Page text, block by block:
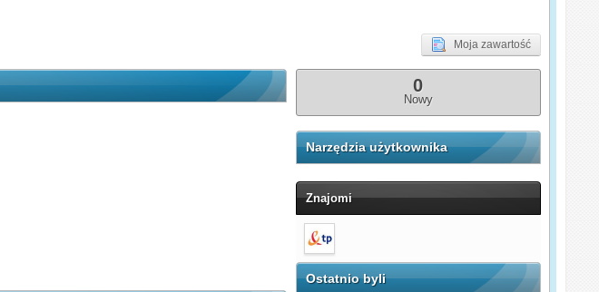
Moja zawartość
0
Nowy
Narzędzia użytkownika
Znajomi
Ostatnio byli